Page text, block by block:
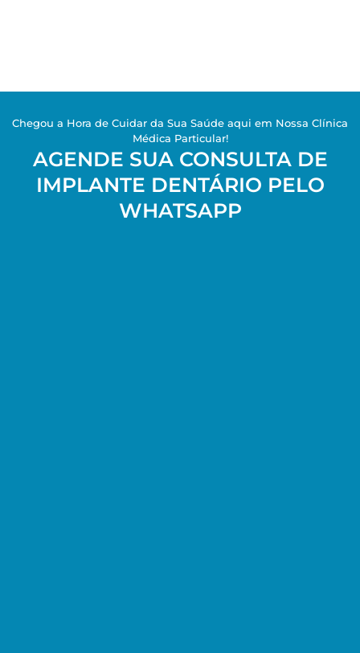
Chegou a Hora de Cuidar da Sua Saúde aqui em Nossa Clínica
Médica Particular!
AGENDE SUA CONSULTA DE
IMPLANTE DENTÁRIO PELO
WHATSAPP